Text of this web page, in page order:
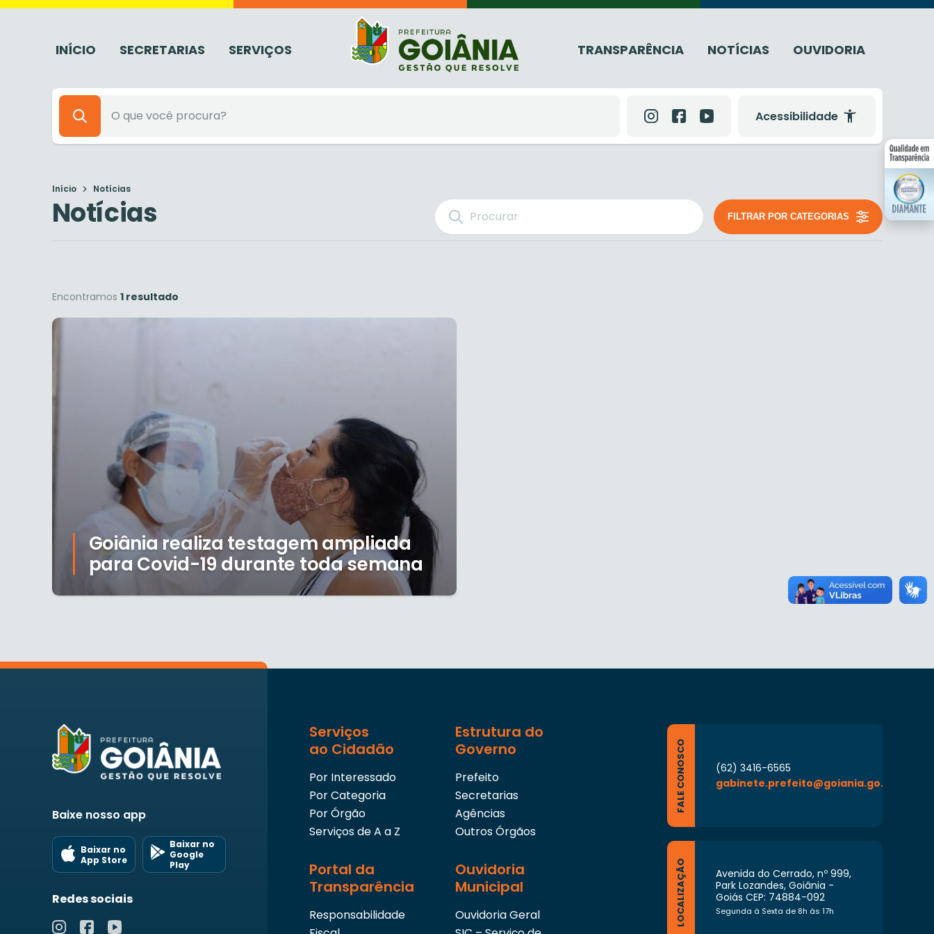
INÍCIO SECRETARIAS SERVIÇOS TRANSPARÊNCIA NOTÍCIAS OUVIDORIA
Acessibilidade
Início Notícias
Notícias FILTRAR POR CATEGORIAS
Encontramos 1 resultado
Goiânia realiza testagem ampliada
para Covid-19 durante toda semana
Baixe nosso app
Baixar no
App Store
Baixar no
Google
Play
Redes sociais
Serviços
ao Cidadão
Por Interessado
Por Categoria
Por Órgão
Serviços de A a Z
Estrutura do
Governo
Prefeito
Secretarias
Agências
Outros Órgãos
Portal da
Transparência
Responsabilidade
Ouvidoria
Municipal
Ouvidoria Geral
FALE CONOSCO
(62) 3416-6565
gabinete.prefeito@goiania.go.gov.br
LOCALIZAÇÃO
Avenida do Cerrado, nº 999,
Park Lozandes, Goiânia -
Goiás CEP: 74884-092
Segunda à Sexta de 8h às 17h